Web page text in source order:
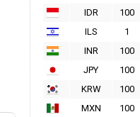
IDR
100
ILS
1
INR
100
JPY
100
KRW
100
MXN
100